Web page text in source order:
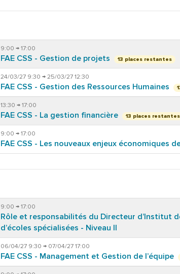
9:00 → 17:00
FAE CSS - Gestion de projets 13 places restantes
24/03/27 9:30 → 25/03/27 12:30
FAE CSS - Gestion des Ressources Humaines
13:30 → 17:00
FAE CSS - La gestion financière 13 places restantes
9:00 → 17:00
FAE CSS - Les nouveaux enjeux économiques
9:00 → 17:00
Rôle et responsabilités du Directeur d’Institut
d’écoles spécialisées - Niveau II
06/04/27 9:30 → 07/04/27 17:00
FAE CSS - Management et Gestion de l’équipe